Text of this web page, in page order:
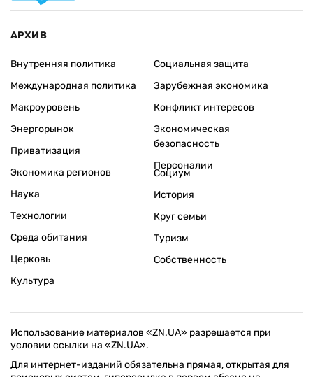
АРХИВ
Внутренняя политика
Международная политика
Макроуровень
Энергорынок
Приватизация
Экономика регионов
Социальная защита
Зарубежная экономика
Конфликт интересов
Экономическая
безопасность
Персоналии
Наука
Технологии
Среда обитания
Церковь
Культура
Социум
История
Круг семьи
Туризм
Собственность
Использование материалов «ZN.UA» разрешается при
условии ссылки на «ZN.UA».
Для интернет-изданий обязательна прямая, открытая для